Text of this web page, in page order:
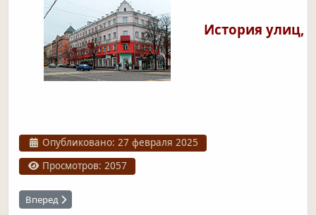
История улиц,
Информация о материале
Опубликовано: 27 февраля 2025
Просмотров: 2057
Следующий: Верхняя Луговая
Вперед